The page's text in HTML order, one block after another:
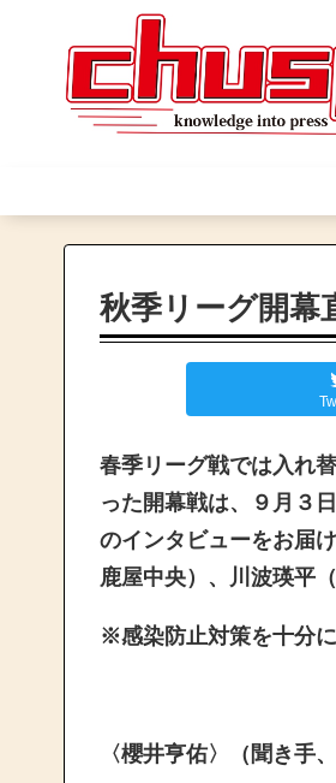
秋季リーグ開
春季リーグ戦では入れ
った開幕戦は、９月３
のインタビューをお届
鹿屋中央）、川波瑛平
※感染防止対策を十分
〈櫻井亨佑〉（聞き手